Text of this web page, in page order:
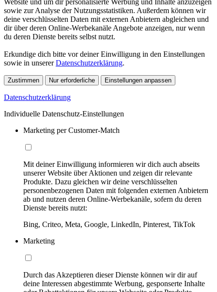
Website und um dir personalisierte Werbung und Inhalte anzuzeigen
sowie zur Analyse der Nutzungsstatistiken. Außerdem können wir
deine verschlüsselten Daten mit externen Anbietern abgleichen und
dir über deren Online-Werbekanäle Angebote anzeigen, nur wenn
du deren Dienste bereits selbst nutzt.
Erkundige dich bitte vor deiner Einwilligung in den Einstellungen
sowie in unsererDatenschutzerklärung.
Zustimmen Nur erforderliche Einstellungen anpassen
Datenschutzerklärung
Individuelle Datenschutz-Einstellungen
Marketing per Customer-Match
Mit deiner Einwilligung informieren wir dich auch abseits
unserer Website über Aktionen und zeigen dir relevante
Produkte. Dazu gleichen wir deine verschlüsselten
personenbezogenen Daten mit folgenden externen Anbietern
ab und nutzen deren Online-Werbekanäle, sofern du deren
Dienste bereits nutzt:
Bing, Criteo, Meta, Google, LinkedIn, Pinterest, TikTok
Marketing
Durch das Akzeptieren dieser Dienste können wir dir auf
deine Interessen abgestimmte Werbung, gesponserte Inhalte